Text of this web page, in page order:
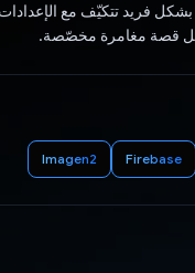
فريد تتكيّف مع الإعدادات
قصة مغامرة مخصّصة.
Firebase
Imagen2